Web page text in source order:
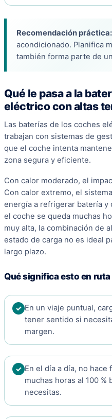
Recomendación práctica:
acondicionado. Planifica
también forma parte de
Qué le pasa a la
eléctrico con altas
Las baterías de los coches
trabajan con sistemas de
que el coche intenta
zona segura y eficiente.
Con calor moderado, el
Con calor extremo, el
energía a refrigerar batería y
el coche se queda muchas
muy alta, la combinación de
estado de carga no es ideal
largo plazo.
Qué significa esto en ruta
En un viaje puntual,
tener sentido si
margen.
En el día a día, no hace
muchas horas al 100 %
necesitas.